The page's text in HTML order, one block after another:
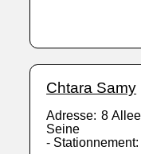
Chtara Samy
Adresse: 8
Seine
-